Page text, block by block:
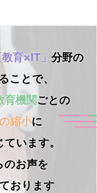
教育×IT」 分野の
ことで、
育機関ごとの
縮小に
います。
のお声を
おります